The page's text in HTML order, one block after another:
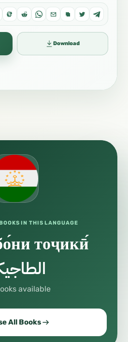
Download
IN THIS LANGUAGE
тоҷикӣ́
available
All Books